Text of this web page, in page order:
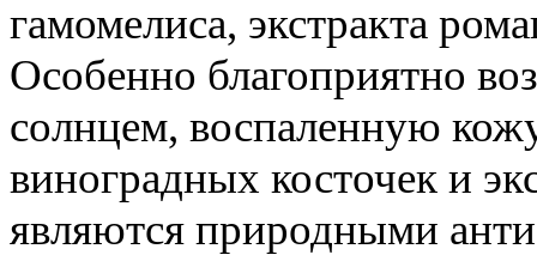
гамомелиса, экстракта
Особенно благоприятно
солнцем, воспаленную
виноградных косточек и
являются природными